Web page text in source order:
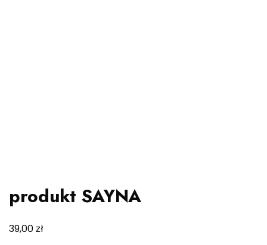
produkt SAYNA
39,00zł